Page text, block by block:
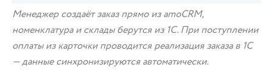
Менеджер создаёт заказ прямо из amoCRM,
номенклатура и склады берутся из 1С. При поступлении
оплаты из карточки проводится реализация заказа в 1С
— данные синхронизируются автоматически.